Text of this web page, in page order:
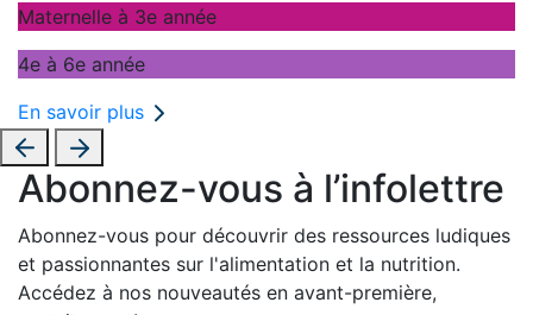
Maternelle à 3e année
4e à 6e année
En savoir plus
Abonnez-vous à l’infolettre
Abonnez-vous pour découvrir des ressources ludiques
et passionnantes sur l'alimentation et la nutrition.
Accédez à nos nouveautés en avant-première,